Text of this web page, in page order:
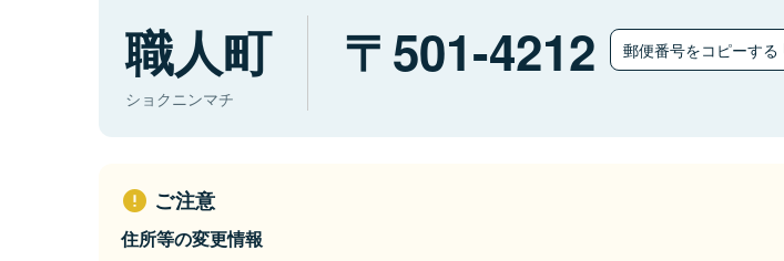
職人町
ショクニンマチ
501-4212 郵便番号をコピーする
ご注意
住所等の変更情報